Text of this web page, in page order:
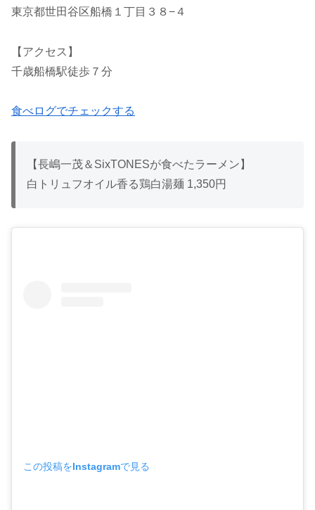
東京都世田谷区船橋１丁目３８−４
【アクセス】
千歳船橋駅徒歩７分
食べログでチェックする
【長嶋一茂＆SixTONESが食べたラーメン】
白トリュフオイル香る鶏白湯麺 1,350円
この投稿をInstagramで見る